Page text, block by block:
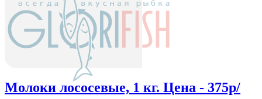
Молоки лососевые, 1 кг. Цена - 375р/